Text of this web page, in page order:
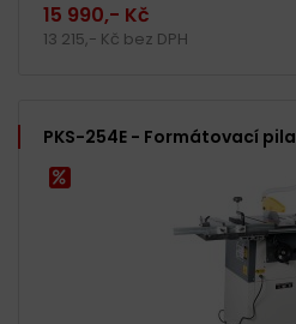
15 990,- Kč
13 215,- Kč bez DPH
PKS-254E - Formátovací pila